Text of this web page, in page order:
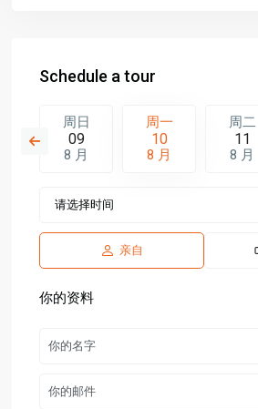
Schedule a tour
周日
09
8 月
周一
10
8 月
周二
11
8 月
亲自
你的资料